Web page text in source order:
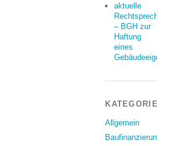
aktuelle
– BGH zur
Haftung
eines
KATEGORIEN
Allgemein
Baufinanzierung